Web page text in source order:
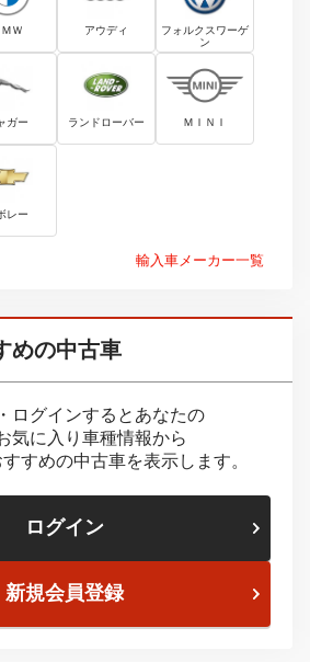
ＭＷ アウディ
フォルクスワーゲ
ン
ガー ランドローバー ＭＩＮＩ
レー
輸入車メーカー一覧
めの中古車
ログインするとあなたの
気に入り車種情報から
すめの中古車を表示します。
ログイン
新規会員登録